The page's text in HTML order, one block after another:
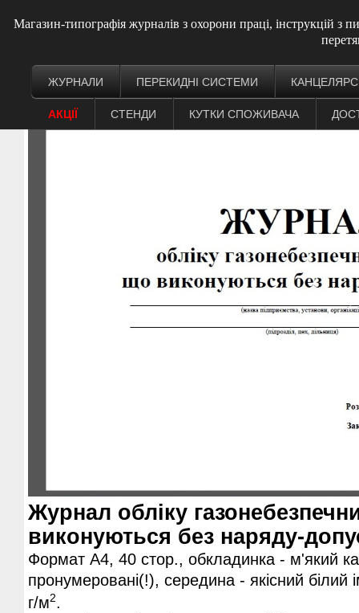
Магазин-типографія журналів з охорони праці, інструкцій з
ЖУРНАЛИ ПЕРЕКИДНІ СИСТЕМИ
АКЦІЇ СТЕНДИ КУТКИ СПОЖИВАЧА
Журнал обліку
виконуються без наряду-
Формат А4, 40 стор., обкладинка - м'який
пронумеровані(!), середина - якісний білий
г/м2